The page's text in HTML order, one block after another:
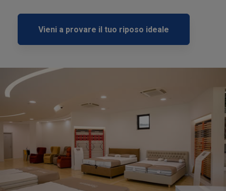
Vieni a provare il tuo riposo ideale